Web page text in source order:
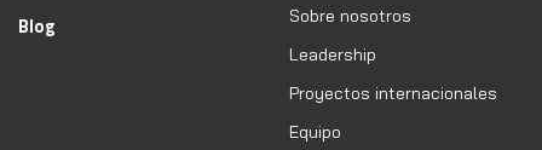
Blog
Sobre nosotros
Leadership
Proyectos internacionales
Equipo